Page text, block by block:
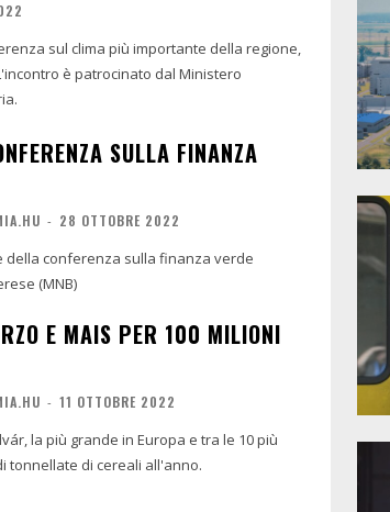
sul clima più importante della regione,
è patrocinato dal Ministero
SULLA FINANZA
- 28 OTTOBRE 2022
della conferenza sulla finanza verde
(MNB)
E MAIS PER 100 MILIONI
- 11 OTTOBRE 2022
la più grande in Europa e tra le 10 più
tonnellate di cereali all'anno.